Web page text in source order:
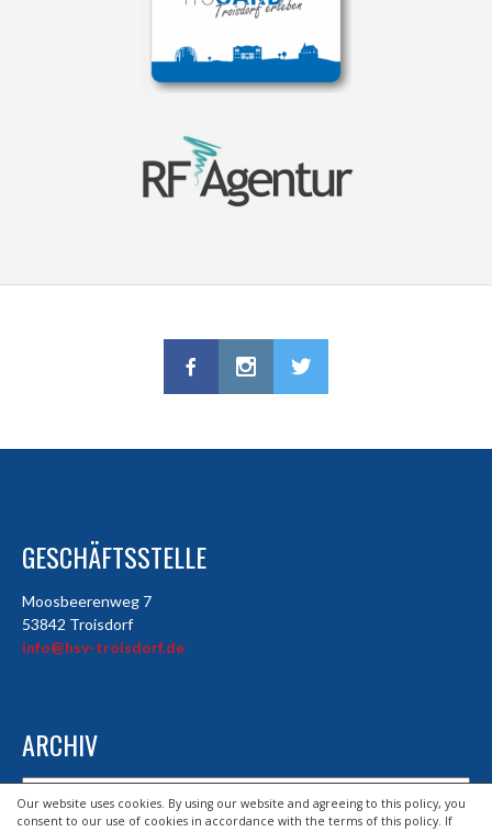
Our website uses cookies. By using our website and agreeing to this policy, you
consent to our use of cookies in accordance with the terms of this policy. If
GESCHÄFTSSTELLE
Moosbeerenweg 7
53842 Troisdorf
info@hsv-troisdorf.de
ARCHIV
Archiv